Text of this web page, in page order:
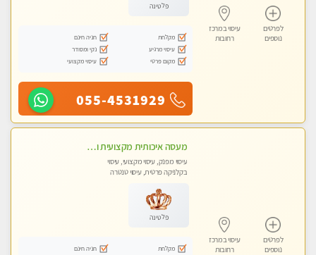
לפרטים
נוספים
עיסוי במרכז
רחובות
פלטינה
מקלחת
חניה חינם
עיסוי מרגיע
נקי ומסודר
מקום פרטי
עיסוי מקצועי
055-4531929
לפרטים
נוספים
עיסוי במרכז
רחובות
מעסה איכותית מקצועית ומפנקת
עיסוי מפנק, עיסוי מקצועי, עיסוי
בקלניקה פרטית, עיסוי טנטרה
פלטינה
מקלחת
חניה חינם